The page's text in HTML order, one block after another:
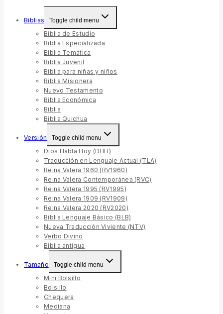
Biblias Toggle child menu
Biblia de Estudio
Biblia Especializada
Biblia Temática
Biblia Juvenil
Biblia para niñas y niños
Biblia Misionera
Nuevo Testamento
Biblia Económica
Biblia
Biblia Quichua
Versión Toggle child menu
Dios Habla Hoy (DHH)
Traducción en Lenguaje Actual (TLA)
Reina Valera 1960 (RV1960)
Reina Valera Contemporánea (RVC)
Reina Valera 1995 (RV1995)
Reina Valera 1909 (RV1909)
Reina Valera 2020 (RV2020)
Biblia Lenguaje Básico (BLB)
Nueva Traducción Viviente (NTV)
Verbo Divino
Biblia antigua
Tamaño Toggle child menu
Mini Bolsillo
Bolsillo
Chequera
Mediana